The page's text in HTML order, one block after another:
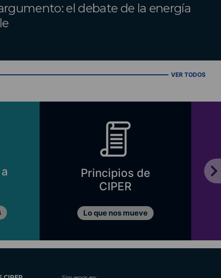
el debate de la energía
VER TODOS
Principios de
CIPER
Lo que nos mueve